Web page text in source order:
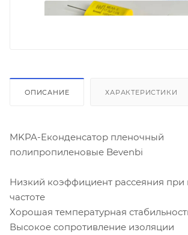
ОПИСАНИЕ ХАРАКТЕРИСТИКИ
MKPA-Eконденсатор пленочный
полипропиленовые Bevenbi
Низкий коэффициент рассеяния при
частоте
Хорошая температурная
Высокое сопротивление изоляции